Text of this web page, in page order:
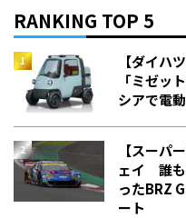
RANKING TOP 5
【ダイハ
「ミゼッ
シアで電
【スーパ
ェイ 誰も
った
ート